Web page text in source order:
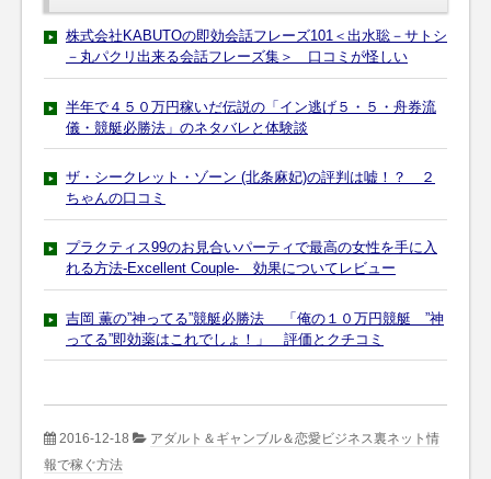
株式会社KABUTOの即効会話フレーズ101＜出水聡－サトシ
－丸パクリ出来る会話フレーズ集＞ 口コミが怪しい
半年で４５０万円稼いだ伝説の「イン逃げ５・５・舟券流
儀・競艇必勝法」のネタバレと体験談
ザ・シークレット・ゾーン (北条麻妃)の評判は嘘！？ ２
ちゃんの口コミ
プラクティス99のお見合いパーティで最高の女性を手に入
れる方法-Excellent Couple- 効果についてレビュー
吉岡 薫の”神ってる”競艇必勝法 「俺の１０万円競艇 ”神
ってる”即効薬はこれでしょ！」 評価とクチコミ
2016-12-18
アダルト＆ギャンブル＆恋愛ビジネス裏ネット情
報で稼ぐ方法